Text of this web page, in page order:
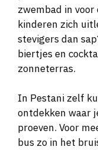
zwembad in
kinderen zich
stevigers dan
biertjes en
zonneterras.
In Pestani zelf
ontdekken waar
proeven. Voor
bus zo in het